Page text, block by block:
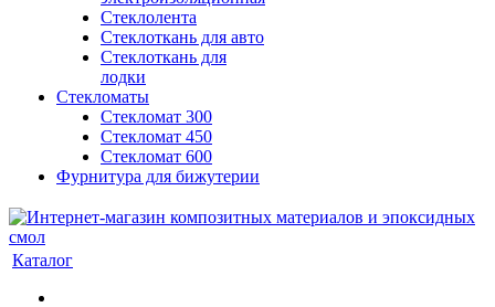
Стеклолента
Стеклоткань для авто
Стеклоткань для
лодки
Стекломаты
Стекломат 300
Стекломат 450
Стекломат 600
Фурнитура для бижутерии
Каталог